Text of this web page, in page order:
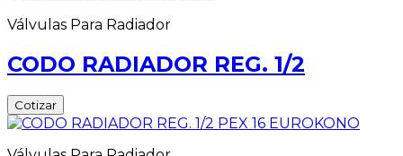
Válvulas Para Radiador
CODO RADIADOR REG. 1/2
Cotizar